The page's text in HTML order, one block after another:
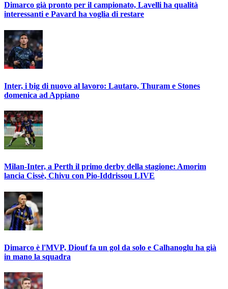
Dimarco già pronto per il campionato, Lavelli ha qualità
interessanti e Pavard ha voglia di restare
Inter, i big di nuovo al lavoro: Lautaro, Thuram e Stones
domenica ad Appiano
Milan-Inter, a Perth il primo derby della stagione: Amorim
lancia Cissè, Chivu con Pio-Iddrissou LIVE
Dimarco è l'MVP, Diouf fa un gol da solo e Calhanoglu ha già
in mano la squadra